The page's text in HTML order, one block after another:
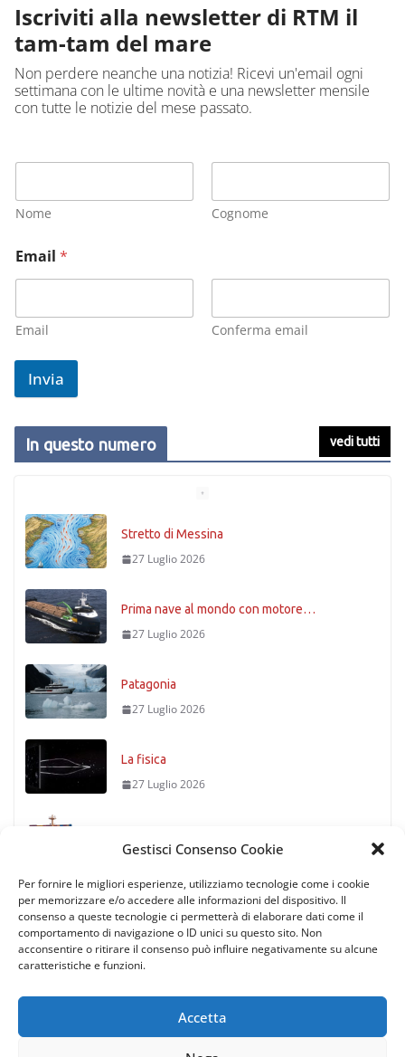
Gestisci Consenso Cookie
Per fornire le migliori esperienze, utilizziamo tecnologie come i cookie
per memorizzare e/o accedere alle informazioni del dispositivo. Il
consenso a queste tecnologie ci permetterà di elaborare dati come il
comportamento di navigazione o ID unici su questo sito. Non
acconsentire o ritirare il consenso può influire negativamente su alcune
caratteristiche e funzioni.
Accetta
Iscriviti alla newsletter di RTM il
tam-tam del mare
Non perdere neanche una notizia! Ricevi un'email ogni
settimana con le ultime novità e una newsletter mensile
con tutte le notizie del mese passato.
Nome Cognome
Email *
Email Conferma email
Invia
In questo numero vedi tutti
Stretto di Messina
27 Luglio 2026
Prima nave al mondo con motore…
27 Luglio 2026
Patagonia
27 Luglio 2026
La fisica
27 Luglio 2026
27 Luglio 2026